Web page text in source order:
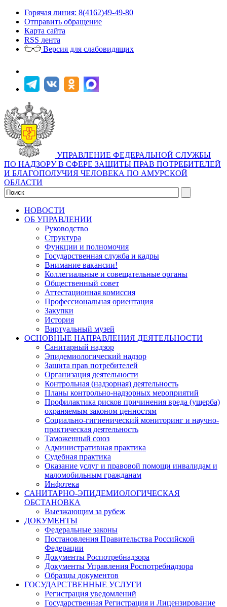
Горячая линия: 8(4162)49-49-80
Отправить обращение
Карта сайта
RSS лента
Версия для слабовидящих
УПРАВЛЕНИЕ ФЕДЕРАЛЬНОЙ СЛУЖБЫ
ПО НАДЗОРУ В СФЕРЕ ЗАЩИТЫ ПРАВ ПОТРЕБИТЕЛЕЙ
И БЛАГОПОЛУЧИЯ ЧЕЛОВЕКА ПО АМУРСКОЙ
ОБЛАСТИ
НОВОСТИ
ОБ УПРАВЛЕНИИ
Руководство
Структура
Функции и полномочия
Государственная служба и кадры
Внимание вакансии!
Коллегиальные и совещательные органы
Общественный совет
Аттестационная комиссия
Профессиональная ориентация
Закупки
История
Виртуальный музей
ОСНОВНЫЕ НАПРАВЛЕНИЯ ДЕЯТЕЛЬНОСТИ
Санитарный надзор
Эпидемиологический надзор
Защита прав потребителей
Организация деятельности
Контрольная (надзорная) деятельность
Планы контрольно-надзорных мероприятий
Профилактика рисков причинения вреда (ущерба)
охраняемым законом ценностям
Социально-гигиенический мониторинг и научно-
практическая деятельность
Таможенный союз
Административная практика
Судебная практика
Оказание услуг и правовой помощи инвалидам и
маломобильным гражданам
Инфотека
САНИТАРНО-ЭПИДЕМИОЛОГИЧЕСКАЯ
ОБСТАНОВКА
Выезжающим за рубеж
ДОКУМЕНТЫ
Федеральные законы
Постановления Правительства Российской
Федерации
Документы Роспотребнадзора
Документы Управления Роспотребнадзора
Образцы документов
ГОСУДАРСТВЕННЫЕ УСЛУГИ
Регистрация уведомлений
Государственная Регистрация и Лицензирование